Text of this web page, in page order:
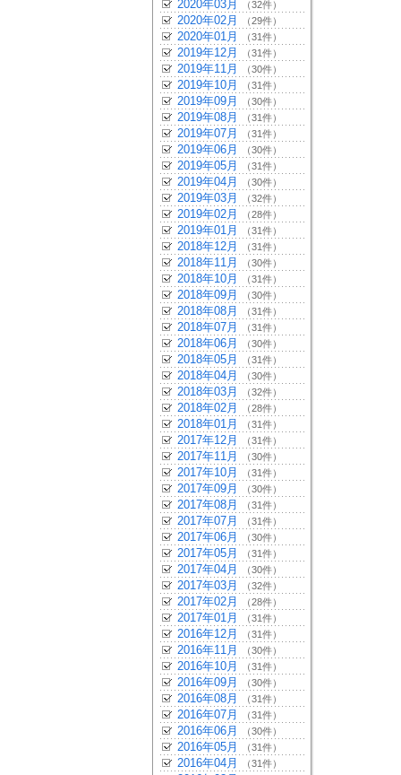
2020年03月 （32件）
2020年02月 （29件）
2020年01月 （31件）
2019年12月 （31件）
2019年11月 （30件）
2019年10月 （31件）
2019年09月 （30件）
2019年08月 （31件）
2019年07月 （31件）
2019年06月 （30件）
2019年05月 （31件）
2019年04月 （30件）
2019年03月 （32件）
2019年02月 （28件）
2019年01月 （31件）
2018年12月 （31件）
2018年11月 （30件）
2018年10月 （31件）
2018年09月 （30件）
2018年08月 （31件）
2018年07月 （31件）
2018年06月 （30件）
2018年05月 （31件）
2018年04月 （30件）
2018年03月 （32件）
2018年02月 （28件）
2018年01月 （31件）
2017年12月 （31件）
2017年11月 （30件）
2017年10月 （31件）
2017年09月 （30件）
2017年08月 （31件）
2017年07月 （31件）
2017年06月 （30件）
2017年05月 （31件）
2017年04月 （30件）
2017年03月 （32件）
2017年02月 （28件）
2017年01月 （31件）
2016年12月 （31件）
2016年11月 （30件）
2016年10月 （31件）
2016年09月 （30件）
2016年08月 （31件）
2016年07月 （31件）
2016年06月 （30件）
2016年05月 （31件）
2016年04月 （31件）